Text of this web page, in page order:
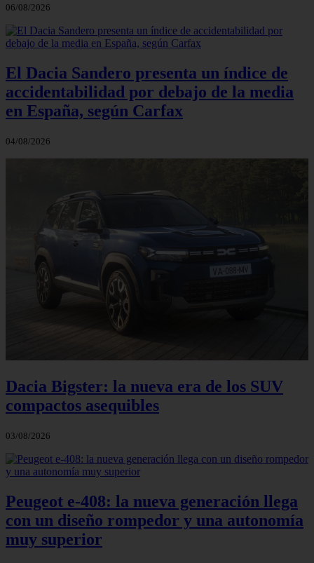
06/08/2026
El Dacia Sandero presenta un índice de
accidentabilidad por debajo de la media
en España, según Carfax
04/08/2026
Dacia Bigster: la nueva era de los SUV
compactos asequibles
03/08/2026
Peugeot e-408: la nueva generación llega
con un diseño rompedor y una autonomía
muy superior